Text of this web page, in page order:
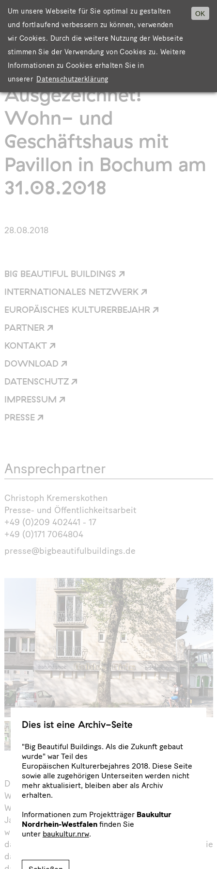
Ausgezeichnet!
Wohn- und
Geschäftshaus mit
Pavillon in Bochum am
31.08.2018
28.08.2018
BIG BEAUTIFUL BUILDINGS
INTERNATIONALES NETZWERK
EUROPÄISCHES KULTURERBEJAHR
PARTNER
KONTAKT
DOWNLOAD
DATENSCHUTZ
IMPRESSUM
PRESSE
Ansprechpartner
Christoph Kremerskothen
Presse- und Öffentlichkeitsarbeit
+49 (0)209 402441 - 17
+49 (0)171 7064804
presse@bigbeautifulbuildings.de
Die großen Anstrengungen zur Bewältigung der
Wohnungsfrage in der Nachkriegs- und
Wirtschaftswunderzeit bis zum Anfang der 1970er
Jahre spiegeln sich eindrucksvoll in den Zahlen
wieder: Alleine in Westdeutschland entstanden bis
dahin rund 570.000 Wohnungen pro Jahr. So viel wie
damals wurde zu keiner Zeit, weder davor noch
Dies ist eine Archiv-Seite
"Big Beautiful Buildings. Als die Zukunft gebaut
wurde" war Teil des
Europäischen Kulturerbejahres 2018. Diese Seite
sowie alle zugehörigen Unterseiten werden nicht
mehr aktualisiert, bleiben aber als Archiv
erhalten.
Informationen zum Projektträger Baukultur
Nordrhein-Westfalenfinden Sie
unter baukultur.nrw.
OK
Um unsere Webseite für Sie optimal zu gestalten
und fortlaufend verbessern zu können, verwenden
wir Cookies. Durch die weitere Nutzung der Webseite
stimmen Sie der Verwendung von Cookies zu. Weitere
Informationen zu Cookies erhalten Sie in
unserer Datenschutzerklärung